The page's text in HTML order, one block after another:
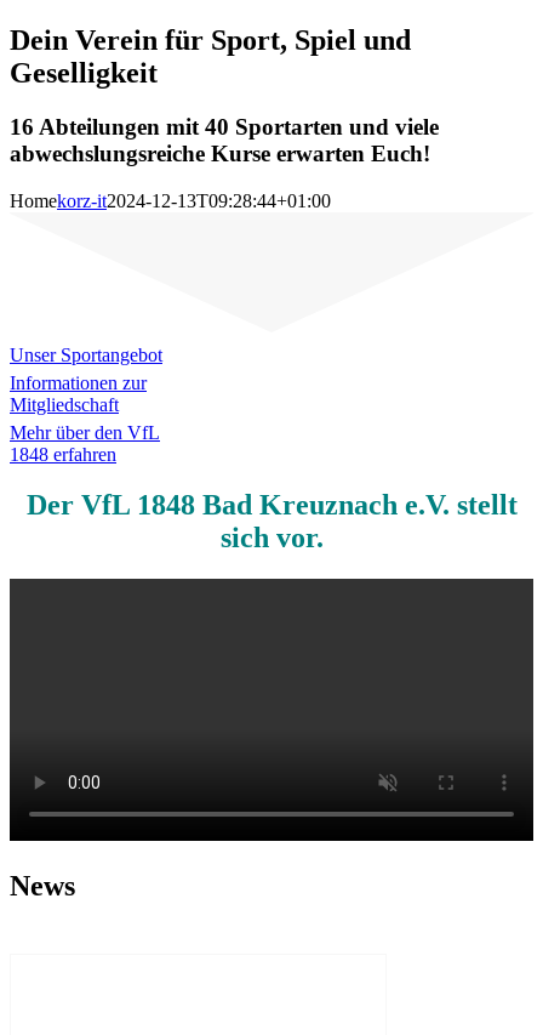
Dein Verein für Sport, Spiel und
Geselligkeit
16 Abteilungen mit 40 Sportarten und viele
abwechslungsreiche Kurse erwarten Euch!
Homekorz-it2024-12-13T09:28:44+01:00
Unser Sportangebot
Informationen zur
Mitgliedschaft
Mehr über den VfL
1848 erfahren
Der VfL 1848 Bad Kreuznach e.V. stellt
sich vor.
News